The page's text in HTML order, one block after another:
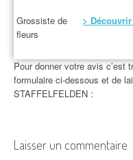
Grossiste de
fleurs
>
Pour donner votre avis
formulaire ci-dessous et de
STAFFELFELDEN :
Laisser un commentaire